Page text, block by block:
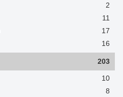
2
11
17
16
203
10
8